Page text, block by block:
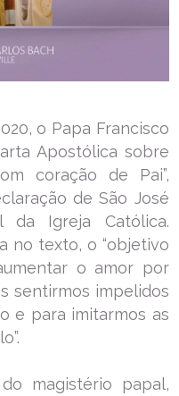
o Papa Francisco
Apostólica sobre
coração de Pai”,
de São José
da Igreja Católica.
no texto, o “objetivo
o amor por
sentirmos impelidos
e para imitarmos as
magistério papal,